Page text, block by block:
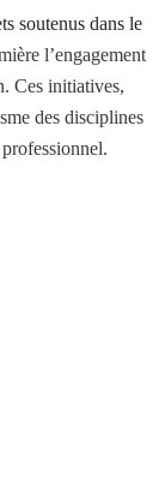
soutenus dans le
l’engagement
Ces initiatives,
des disciplines